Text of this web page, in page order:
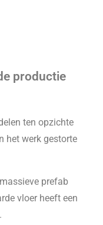
productie
ten opzichte
het werk gestorte
prefab
vloer heeft een